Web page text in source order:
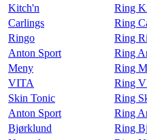
Kitch'n Ring
Carlings Ring
Ringo Ring
Anton Sport Ring
Meny Ring
VITA Ring
Skin Tonic Ring
Anton Sport Ring
Bjørklund Ring